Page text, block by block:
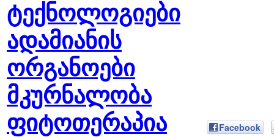
ტექნოლოგიები
ადამიანის
ორგანოები
მკურნალობა
ფიტოთერაპია
Facebook